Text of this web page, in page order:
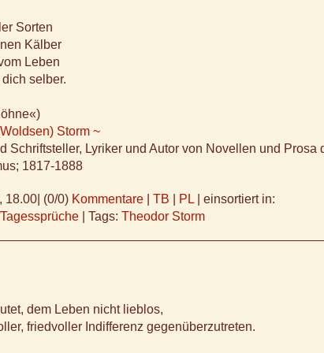
Sorten
Kälber
Leben
selber.
Storm ~
Schriftsteller, Lyriker und Autor von Novellen und Prosa
1817-1888
18.00 (0/0) Kommentare TB PL
einsortiert in:
Tags: Theodor Storm
dem Leben nicht lieblos,
friedvoller Indifferenz gegenüberzutreten.